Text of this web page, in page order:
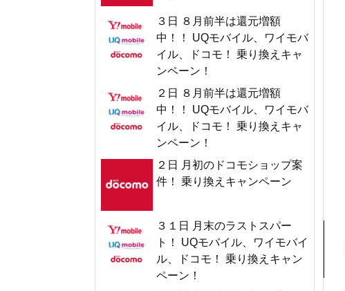
３日 ８月前半は還元増額
中！！ UQモバイル、ワイモバ
イル、ドコモ！ 乗り換えキャ
ンペーン！
２日 ８月前半は還元増額
中！！ UQモバイル、ワイモバ
イル、ドコモ！ 乗り換えキャ
ンペーン！
２日 月初のドコモショップ案
件！ 乗り換えキャンペーン
３１日 月末のラストスパー
ト！ UQモバイル、ワイモバイ
ル、ドコモ！ 乗り換えキャン
ペーン！